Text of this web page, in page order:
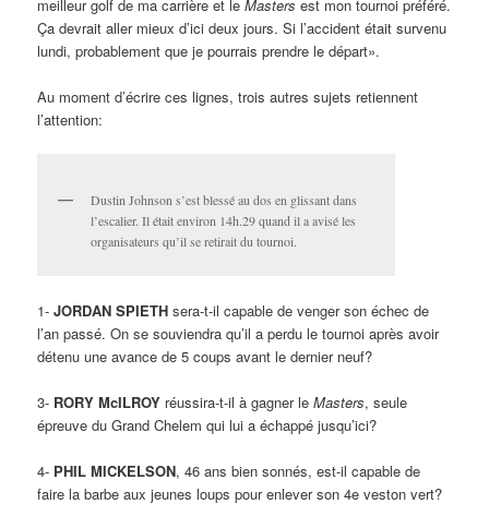
meilleur golf de ma carrière et leMasters est mon tournoi préféré.
Ça devrait aller mieux d’ici deux jours. Si l’accident était survenu
lundi, probablement que je pourrais prendre le départ».
Au moment d’écrire ces lignes, trois autres sujets retiennent
l’attention:
Dustin Johnson s’est blessé au dos en glissant dans
l’escalier. Il était environ 14h.29 quand il a avisé les
organisateurs qu’il se retirait du tournoi.
1-JORDAN SPIETH sera-t-il capable de venger son échec de
l’an passé. On se souviendra qu’il a perdu le tournoi après avoir
détenu une avance de 5 coups avant le dernier neuf?
3- RORY McILROY réussira-t-il à gagner leMasters, seule
épreuve du Grand Chelem qui lui a échappé jusqu’ici?
4- PHIL MICKELSON, 46 ans bien sonnés, est-il capable de
faire la barbe aux jeunes loups pour enlever son 4e veston vert?